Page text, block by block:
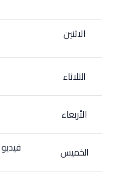
الاثنين
الثلاثاء
الأربعاء
الخميس فيديو Behind the Scenes